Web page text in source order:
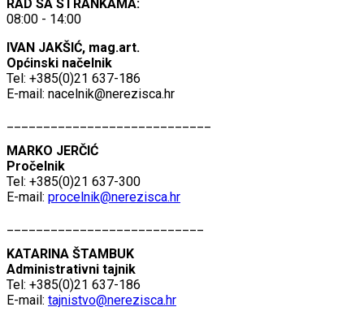
RAD SA STRANKAMA:
08:00 - 14:00
IVAN JAKŠIĆ, mag.art.
Općinski načelnik
Tel: +385(0)21 637-186
E-mail: nacelnik@nerezisca.hr
MARKO JERČIĆ
Pročelnik
Tel: +385(0)21 637-300
E-mail: procelnik@nerezisca.hr
KATARINA ŠTAMBUK
Administrativni tajnik
Tel: +385(0)21 637-186
E-mail: tajnistvo@nerezisca.hr